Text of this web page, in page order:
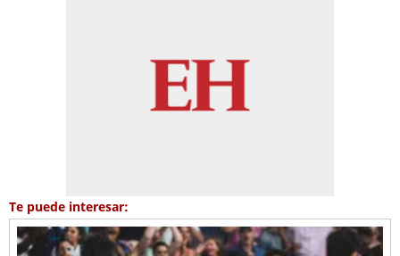
Te puede interesar: